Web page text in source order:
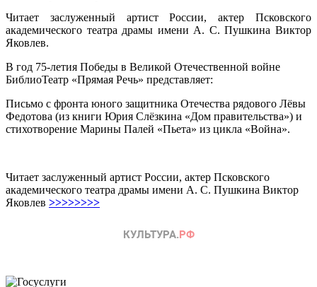
Читает заслуженный артист России, актер Псковского
академического театра драмы имени А. С. Пушкина Виктор
Яковлев.
В год 75-летия Победы в Великой Отечественной войне
БиблиоТеатр «Прямая Речь» представляет:
Письмо с фронта юного защитника Отечества рядового Лёвы
Федотова (из книги Юрия Слёзкина «Дом правительства») и
стихотворение Марины Палей «Пьета» из цикла «Война».
Читает заслуженный артист России, актер Псковского
академического театра драмы имени А. С. Пушкина Виктор
Яковлев >>>>>>>>